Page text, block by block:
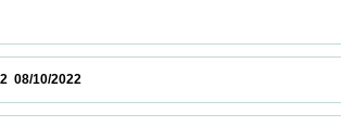
10/2022  08/10/2022